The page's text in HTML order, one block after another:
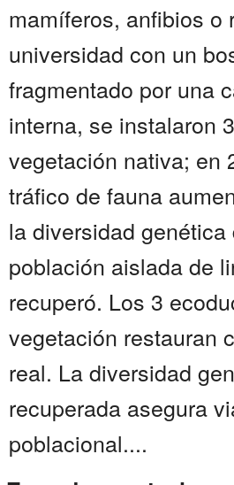
mamíferos, anfibios o
universidad con un
fragmentado por una
interna, se instalaron
vegetación nativa; en
tráfico de fauna
la diversidad genética
población aislada de
recuperó. Los 3
vegetación restauran
real. La diversidad
recuperada asegura
poblacional....